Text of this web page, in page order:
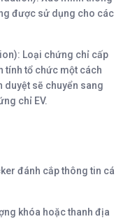
được sử dụng cho các
Loại chứng chỉ cấp
tính tổ chức một cách
duyệt sẽ chuyển sang
chỉ EV.
đánh cắp thông tin cá
khóa hoặc thanh địa